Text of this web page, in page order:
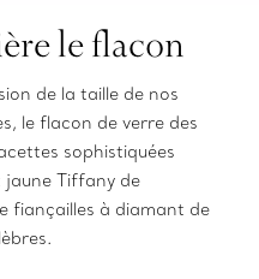
le flacon
de la taille de nos
le flacon de verre des
sophistiquées
jaune Tiffany de
fiançailles à diamant de